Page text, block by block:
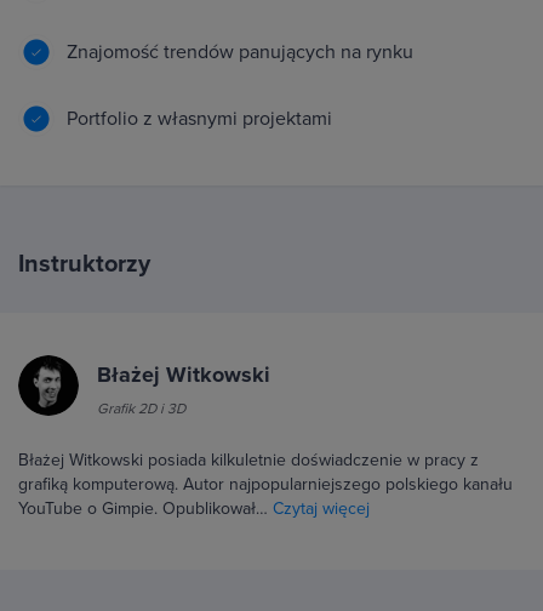
Znajomość trendów panujących na rynku
Portfolio z własnymi projektami
Instruktorzy
Błażej Witkowski
Grafik 2D i 3D
Błażej Witkowski posiada kilkuletnie doświadczenie w pracy z
grafiką komputerową. Autor najpopularniejszego polskiego kanału
YouTube o Gimpie. Opublikował… Czytaj więcej